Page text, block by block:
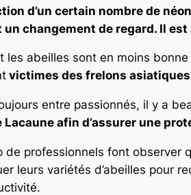
d’un certain nombre de
un changement de regard. Il
les abeilles sont en moins
victimes des frelons
entre passionnés, il y a
Lacaune afin d’assurer une
de professionnels font observer
leurs variétés d’abeilles pour